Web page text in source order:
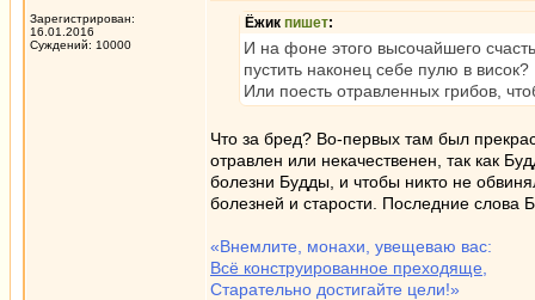
Зарегистрирован:
16.01.2016
Суждений: 10000
Ёжик пишет:
И на фоне этого высочайшего
пустить наконец себе пулю в висок?
Или поесть отравленных грибов,
Что за бред? Во-первых там был
отравлен или некачественен, так как
болезни Будды, и чтобы никто не
болезней и старости. Последние слова
«Внемлите, монахи, увещеваю вас:
Всё конструированное преходяще
Старательно достигайте цели!»